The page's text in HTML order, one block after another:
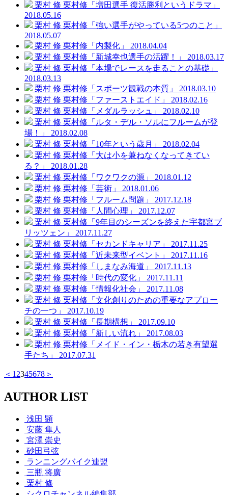
栗村 修 栗村修「増田選手 復活勝利というドラマ」
2018.05.16
栗村 修 栗村修「強い選手がやっている5つのこと」
2018.05.07
栗村 修 栗村修「内製化」
2018.04.04
栗村 修 栗村修「新城幸也選手の活躍！」
2018.03.17
栗村 修 栗村修「本場でレースを走ることの基礎」
2018.03.13
栗村 修 栗村修「スポーツ観戦の本質」
2018.03.10
栗村 修 栗村修「ファーストエイド」
2018.02.16
栗村 修 栗村修「メダルラッシュ」
2018.02.10
栗村 修 栗村修「ルタ・デル・ソルにフルームが登
場！」
2018.02.08
栗村 修 栗村修「10年という歳月」
2018.02.04
栗村 修 栗村修「大は小を兼ねなくなってきてい
る？」
2018.01.28
栗村 修 栗村修「ワクワクの源」
2018.01.12
栗村 修 栗村修「芸術」
2018.01.06
栗村 修 栗村修「フルーム問題」
2017.12.18
栗村 修 栗村修「人間心理」
2017.12.07
栗村 修 栗村修「9年目のシーズンを終えた宇都宮ブ
リッツェン」
2017.11.27
栗村 修 栗村修「セカンドキャリア」
2017.11.25
栗村 修 栗村修「近未来型イベント」
2017.11.16
栗村 修 栗村修「しまなみ海道」
2017.11.13
栗村 修 栗村修「時代の変化」
2017.11.11
栗村 修 栗村修「情報化社会」
2017.11.08
栗村 修 栗村修「文化創りのための重要なアプロー
チの一つ」
2017.10.19
栗村 修 栗村修「長期構想」
2017.09.10
栗村 修 栗村修「新しい流れ」
2017.08.03
栗村 修 栗村修「メイド・イン・栃木の若き有望選
手たち」
2017.07.31
＜ 1 2345678 ＞
AUTHOR LIST
浅田 顕
安藤 隼人
宮澤 崇史
砂田弓弦
ランニングバイク連盟
三瓶 将廣
栗村 修